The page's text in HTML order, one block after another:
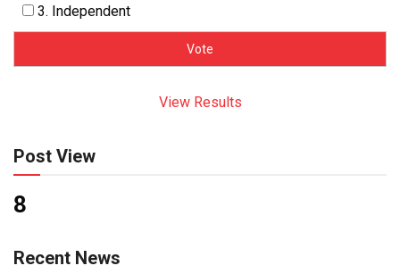
3. Independent
View Results
Post View
8
Recent News